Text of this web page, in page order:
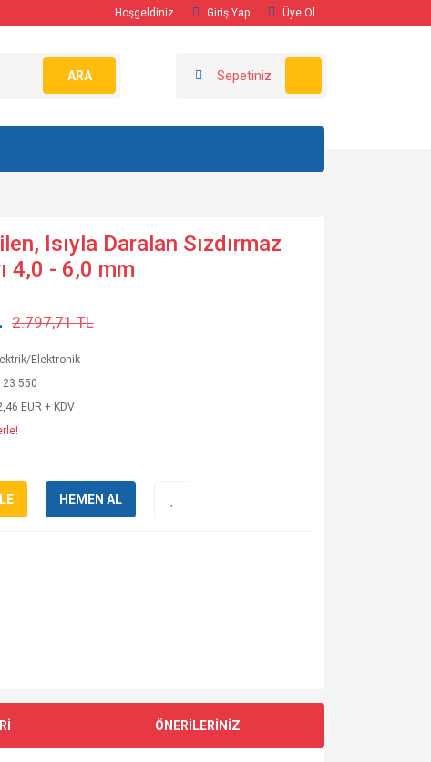
Hoşgeldiniz Giriş Yap Üye Ol
ARA Sepetiniz
Isıyla Daralan Sızdırmaz
4,0 - 6,0 mm
2.797,71 TL
Elektronik
550
EUR + KDV
HEMEN AL
ÖNERİLERİNİZ